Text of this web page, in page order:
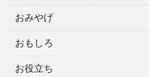
おみやげ
おもしろ
お役立ち